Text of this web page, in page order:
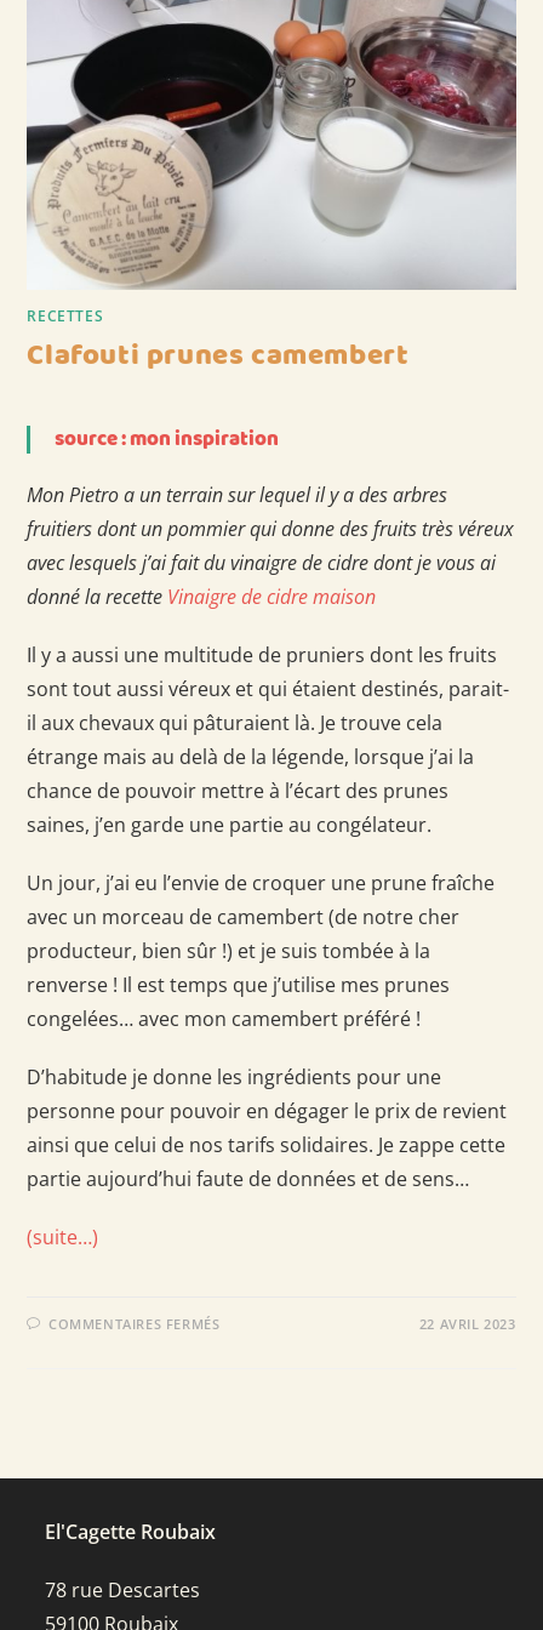
RECETTES
Clafouti prunes camembert
source : mon inspiration
Mon Pietro a un terrain sur lequel il y a des arbres
fruitiers dont un pommier qui donne des fruits très véreux
avec lesquels j’ai fait du vinaigre de cidre dont je vous ai
donné la recette Vinaigre de cidre maison
Il y a aussi une multitude de pruniers dont les fruits
sont tout aussi véreux et qui étaient destinés, parait-
il aux chevaux qui pâturaient là. Je trouve cela
étrange mais au delà de la légende, lorsque j’ai la
chance de pouvoir mettre à l’écart des prunes
saines, j’en garde une partie au congélateur.
Un jour, j’ai eu l’envie de croquer une prune fraîche
avec un morceau de camembert (de notre cher
producteur, bien sûr !) et je suis tombée à la
renverse ! Il est temps que j’utilise mes prunes
congelées… avec mon camembert préféré !
D’habitude je donne les ingrédients pour une
personne pour pouvoir en dégager le prix de revient
ainsi que celui de nos tarifs solidaires. Je zappe cette
partie aujourd’hui faute de données et de sens…
(suite…)
COMMENTAIRES FERMÉSSUR 22 AVRIL 2023
El'Cagette Roubaix
78 rue Descartes
59100 Roubaix